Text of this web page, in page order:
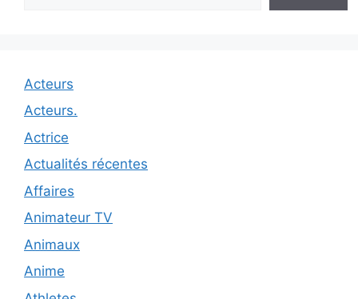
Acteurs
Acteurs.
Actrice
Actualités récentes
Affaires
Animateur TV
Animaux
Anime